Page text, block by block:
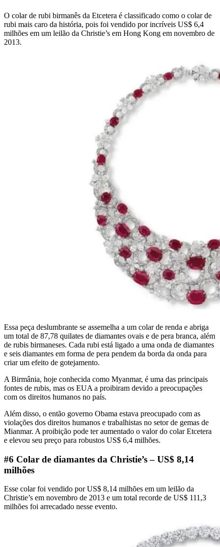
O colar de rubi birmanês da Etcetera é classificado como o colar de
rubi mais caro da história, pois foi vendido por incríveis US$ 6,4
milhões em um leilão da Christie’s em Hong Kong em novembro de
2013.
Essa peça deslumbrante se assemelha a um colar de renda e abriga
um total de 87,78 quilates de diamantes ovais e de pera branca, além
de rubis birmaneses. Cada rubi está ligado a uma onda de diamantes
e seis diamantes em forma de pera pendem da borda da onda para
criar um efeito de gotejamento.
A Birmânia, hoje conhecida como Myanmar, é uma das principais
fontes de rubis, mas os EUA a proibiram devido a preocupações
com os direitos humanos no país.
Além disso, o então governo Obama estava preocupado com as
violações dos direitos humanos e trabalhistas no setor de gemas de
Mianmar. A proibição pode ter aumentado o valor do colar Etcetera
e elevou seu preço para robustos US$ 6,4 milhões.
#6 Colar de diamantes da Christie’s – US$ 8,14
milhões
Esse colar foi vendido por US$ 8,14 milhões em um leilão da
Christie’s em novembro de 2013 e um total recorde de US$ 111,3
milhões foi arrecadado nesse evento.